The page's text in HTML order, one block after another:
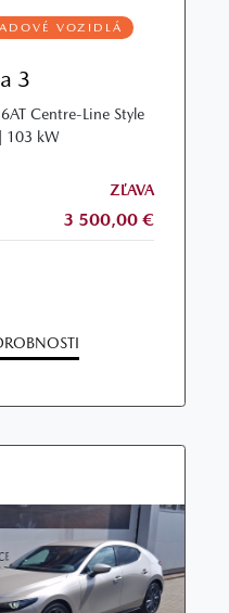
VOZIDLÁ
3
Centre‑Line Style
103 kW
ZĽAVA
3 500,00 €